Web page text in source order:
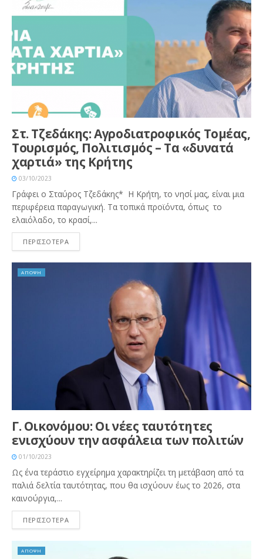
Στ. Τζεδάκης: Αγροδιατροφικός Τομέας,
Τουρισμός, Πολιτισμός – Τα «δυνατά
χαρτιά» της Κρήτης
03/10/2023
Γράφει ο Σταύρος Τζεδάκης* Η Κρήτη, το νησί μας, είναι μια
περιφέρεια παραγωγική. Τα τοπικά προϊόντα, όπως το
ελαιόλαδο, το κρασί,...
ΠΕΡΙΣΣΟΤΕΡΑ
ΑΠΟΨΗ
Γ. Οικονόμου: Οι νέες ταυτότητες
ενισχύουν την ασφάλεια των πολιτών
01/10/2023
Ως ένα τεράστιο εγχείρημα χαρακτηρίζει τη μετάβαση από τα
παλιά δελτία ταυτότητας, που θα ισχύουν έως το 2026, στα
καινούργια,...
ΠΕΡΙΣΣΟΤΕΡΑ
ΑΠΟΨΗ